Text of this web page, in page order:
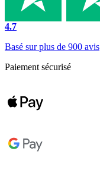
4.7
Basé sur plus de 900 avis
Paiement sécurisé